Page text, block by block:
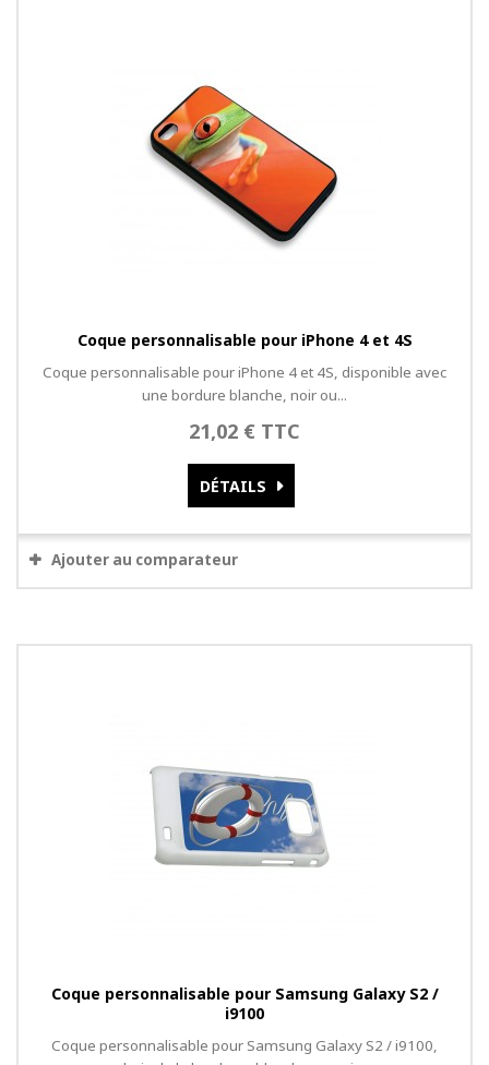
Coque personnalisable pour iPhone 4 et 4S
Coque personnalisable pour iPhone 4 et 4S, disponible avec
une bordure blanche, noir ou...
21,02 € TTC
DÉTAILS
Ajouter au comparateur
Coque personnalisable pour Samsung Galaxy S2 /
i9100
Coque personnalisable pour Samsung Galaxy S2 / i9100,